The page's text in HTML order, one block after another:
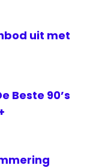
uit met
Beste 90’s